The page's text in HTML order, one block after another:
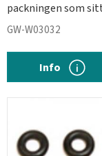
packningen som
PV2000 och G3
GW-W03032
Info